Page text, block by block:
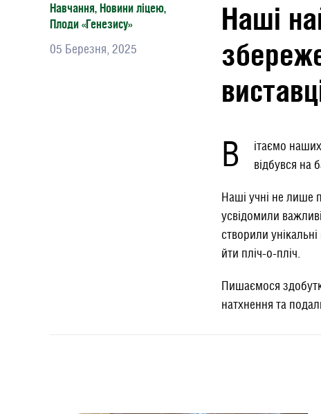
Навчання, Новини ліцею,
Плоди «Генезису»
05 Березня, 2025
Наші
В
ітаємо
відбувся на
Наші учні не лише
усвідомили
створили
йти пліч-о-пліч.
Пишаємося
натхнення та